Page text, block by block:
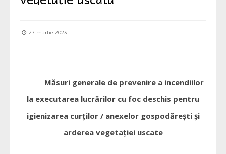
27 martie 2023
Măsuri generale de prevenire a incendiilor
la executarea lucrărilor cu foc deschis pentru
igienizarea curților / anexelor gospodărești și
arderea vegetației uscate